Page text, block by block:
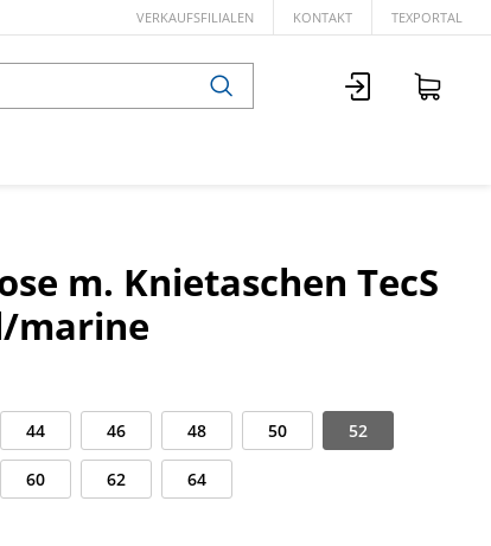
VERKAUFSFILIALEN KONTAKT TEXPORTAL
m. Knietaschen TecS
marine
44 46 48 50 52
60 62 64